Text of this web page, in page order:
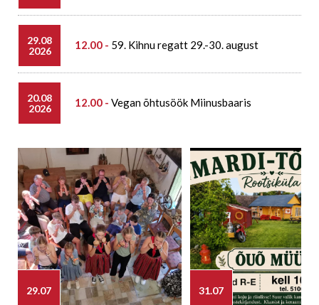
29.08
2026
12.00 - 59. Kihnu regatt 29.-30. august
20.08
2026
12.00 - Vegan õhtusöök Miinusbaaris
29.07 31.07